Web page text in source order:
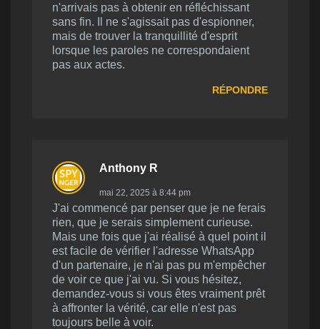
n'arrivais pas à obtenir en réfléchissant
sans fin. Il ne s'agissait pas d'espionner,
mais de trouver la tranquillité d'esprit
lorsque les paroles ne correspondaient
pas aux actes.
RÉPONDRE
Anthony R
mai 22, 2025 à 8:44 pm
J'ai commencé par penser que je ne ferais
rien, que je serais simplement curieuse.
Mais une fois que j'ai réalisé à quel point il
est facile de vérifier l'adresse WhatsApp
d'un partenaire, je n'ai pas pu m'empêcher
de voir ce que j'ai vu. Si vous hésitez,
demandez-vous si vous êtes vraiment prêt
à affronter la vérité, car elle n'est pas
toujours belle à voir.